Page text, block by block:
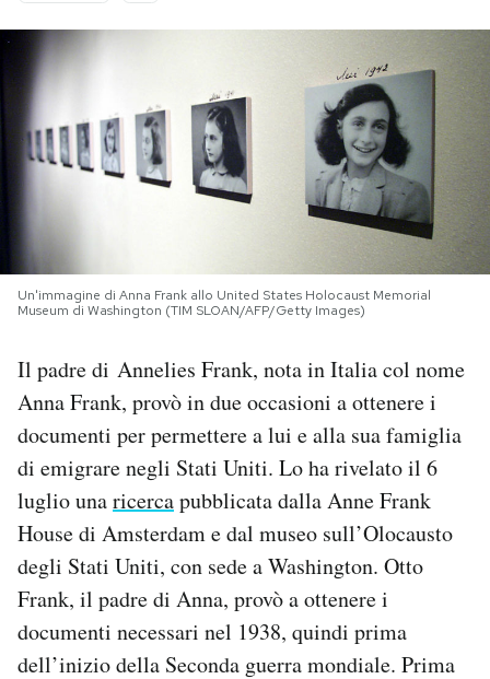
PODCAST
NEWSLETTER
I MIEI PREFERITI
SHOP
CALENDARIO
AREA PERSONALE
Area Personale
Regala il Post
Hai bisogno di aiuto?
Esci
Un'immagine di Anna Frank allo United States Holocaust Memorial
Museum di Washington (TIM SLOAN/AFP/Getty Images)
Il padre di Annelies Frank, nota in Italia col nome
Anna Frank, provò in due occasioni a ottenere i
documenti per permettere a lui e alla sua famiglia
di emigrare negli Stati Uniti. Lo ha rivelato il 6
luglio unaricercapubblicata dalla Anne Frank
House di Amsterdam e dal museo sull’Olocausto
degli Stati Uniti, con sede a Washington. Otto
Frank, il padre di Anna, provò a ottenere i
documenti necessari nel 1938, quindi prima
dell’inizio della Seconda guerra mondiale. Prima